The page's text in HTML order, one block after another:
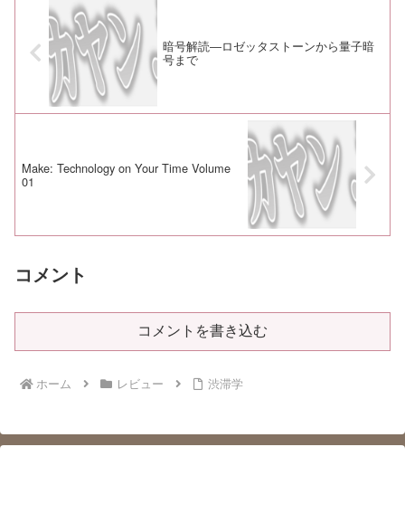
暗号解読―ロゼッタストーンから量子暗
号まで
Make: Technology on Your Time Volume
01
コメント
コメントを書き込む
ホーム レビュー 渋滞学